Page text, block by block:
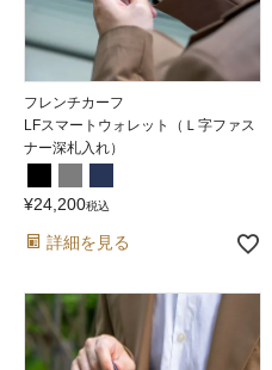
フレンチカーフ
LFスマートウォレット（Ｌ字ファス
ナー深札入れ）
¥24,200税込
詳細を見る